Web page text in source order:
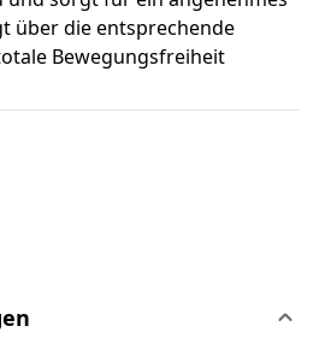
über die entsprechende
Bewegungsfreiheit